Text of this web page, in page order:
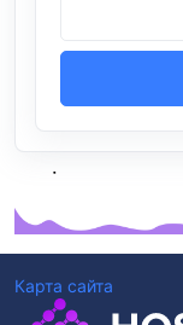
Карта сайта